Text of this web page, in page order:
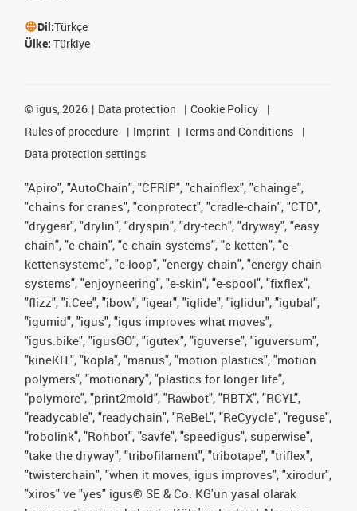
Dil:Türkçe
Ülke: Türkiye
© igus, 2026 Data protection
Cookie Policy
Rules of procedure
Imprint
Terms and Conditions
Data protection settings
"Apiro", "AutoChain", "CFRIP", "chainflex", "chainge",
"chains for cranes", "conprotect", "cradle-chain", "CTD",
"drygear", "drylin", "dryspin", "dry-tech", "dryway", "easy
chain", "e-chain", "e-chain systems", "e-ketten", "e-
kettensysteme", "e-loop", "energy chain", "energy chain
systems", "enjoyneering", "e-skin", "e-spool", "fixflex",
"flizz", "i.Cee", "ibow", "igear", "iglide", "iglidur", "igubal",
"igumid", "igus", "igus improves what moves",
"igus:bike", "igusGO", "igutex", "iguverse", "iguversum",
"kineKIT", "kopla", "manus", "motion plastics", "motion
polymers", "motionary", "plastics for longer life",
"polymore", "print2mold", "Rawbot", "RBTX", "RCYL",
"readycable", "readychain", "ReBeL", "ReCyycle", "reguse",
"robolink", "Rohbot", "savfe", "speedigus", superwise",
"take the dryway", "tribofilament", "tribotape", "triflex",
"twisterchain", "when it moves, igus improves", "xirodur",
"xiros" ve "yes" igus® SE & Co. KG'un yasal olarak